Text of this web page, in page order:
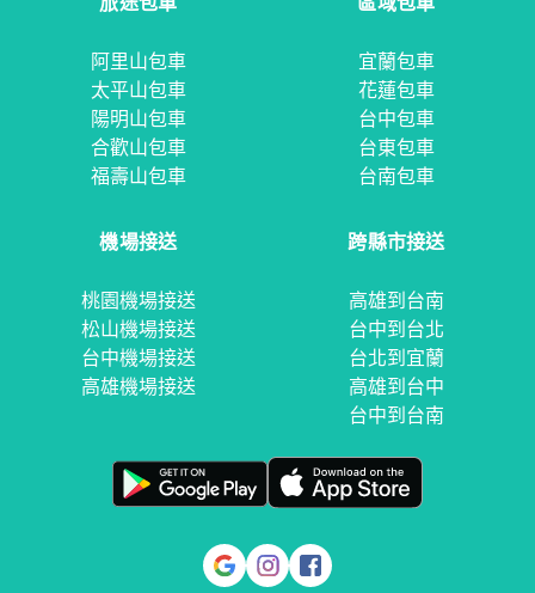
阿里山包車
太平山包車
陽明山包車
合歡山包車
福壽山包車
宜蘭包車
花蓮包車
台中包車
台東包車
台南包車
機場接送
桃園機場接送
松山機場接送
台中機場接送
高雄機場接送
跨縣市接送
高雄到台南
台中到台北
台北到宜蘭
高雄到台中
台中到台南